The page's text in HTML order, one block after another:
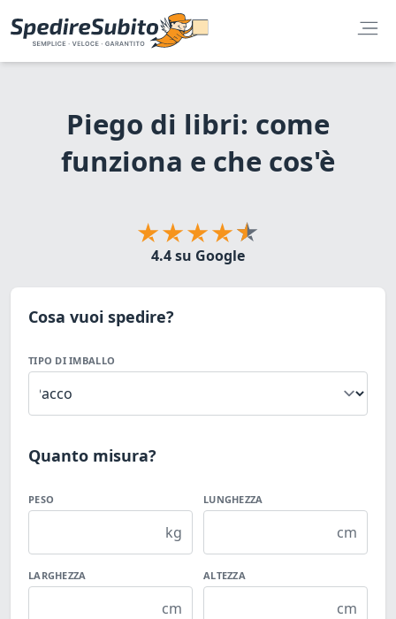
Piego di libri: come
funziona e che cos'è
4.4 su Google
Cosa vuoi spedire?
TIPO DI IMBALLO
Quanto misura?
PESO
kg
LUNGHEZZA
cm
LARGHEZZA
cm
ALTEZZA
cm